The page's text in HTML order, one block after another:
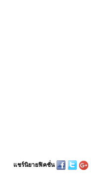
แชร์นิยายฟิคชั่น